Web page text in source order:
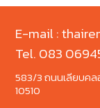
E-mail :
Tel. 083
583/3 ถนนเลียบคล
10510